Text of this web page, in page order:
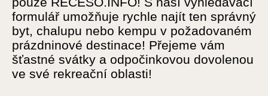
formulář umožňuje rychle najít ten správný
byt, chalupu nebo kempu v požadovaném
prázdninové destinace! Přejeme vám
šťastné svátky a odpočinkovou dovolenou
ve své rekreační oblasti!